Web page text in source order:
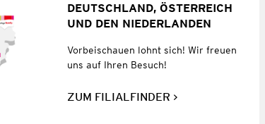
DEUTSCHLAND, ÖSTERREICH
UND DEN NIEDERLANDEN
Vorbeischauen lohnt sich! Wir freuen
uns auf Ihren Besuch!
ZUM FILIALFINDER